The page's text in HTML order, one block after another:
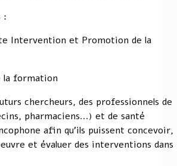
:
Intervention et Promotion de la
la formation
chercheurs, des professionnels de
pharmaciens...) et de santé
afin qu'ils puissent concevoir,
et évaluer des interventions dans